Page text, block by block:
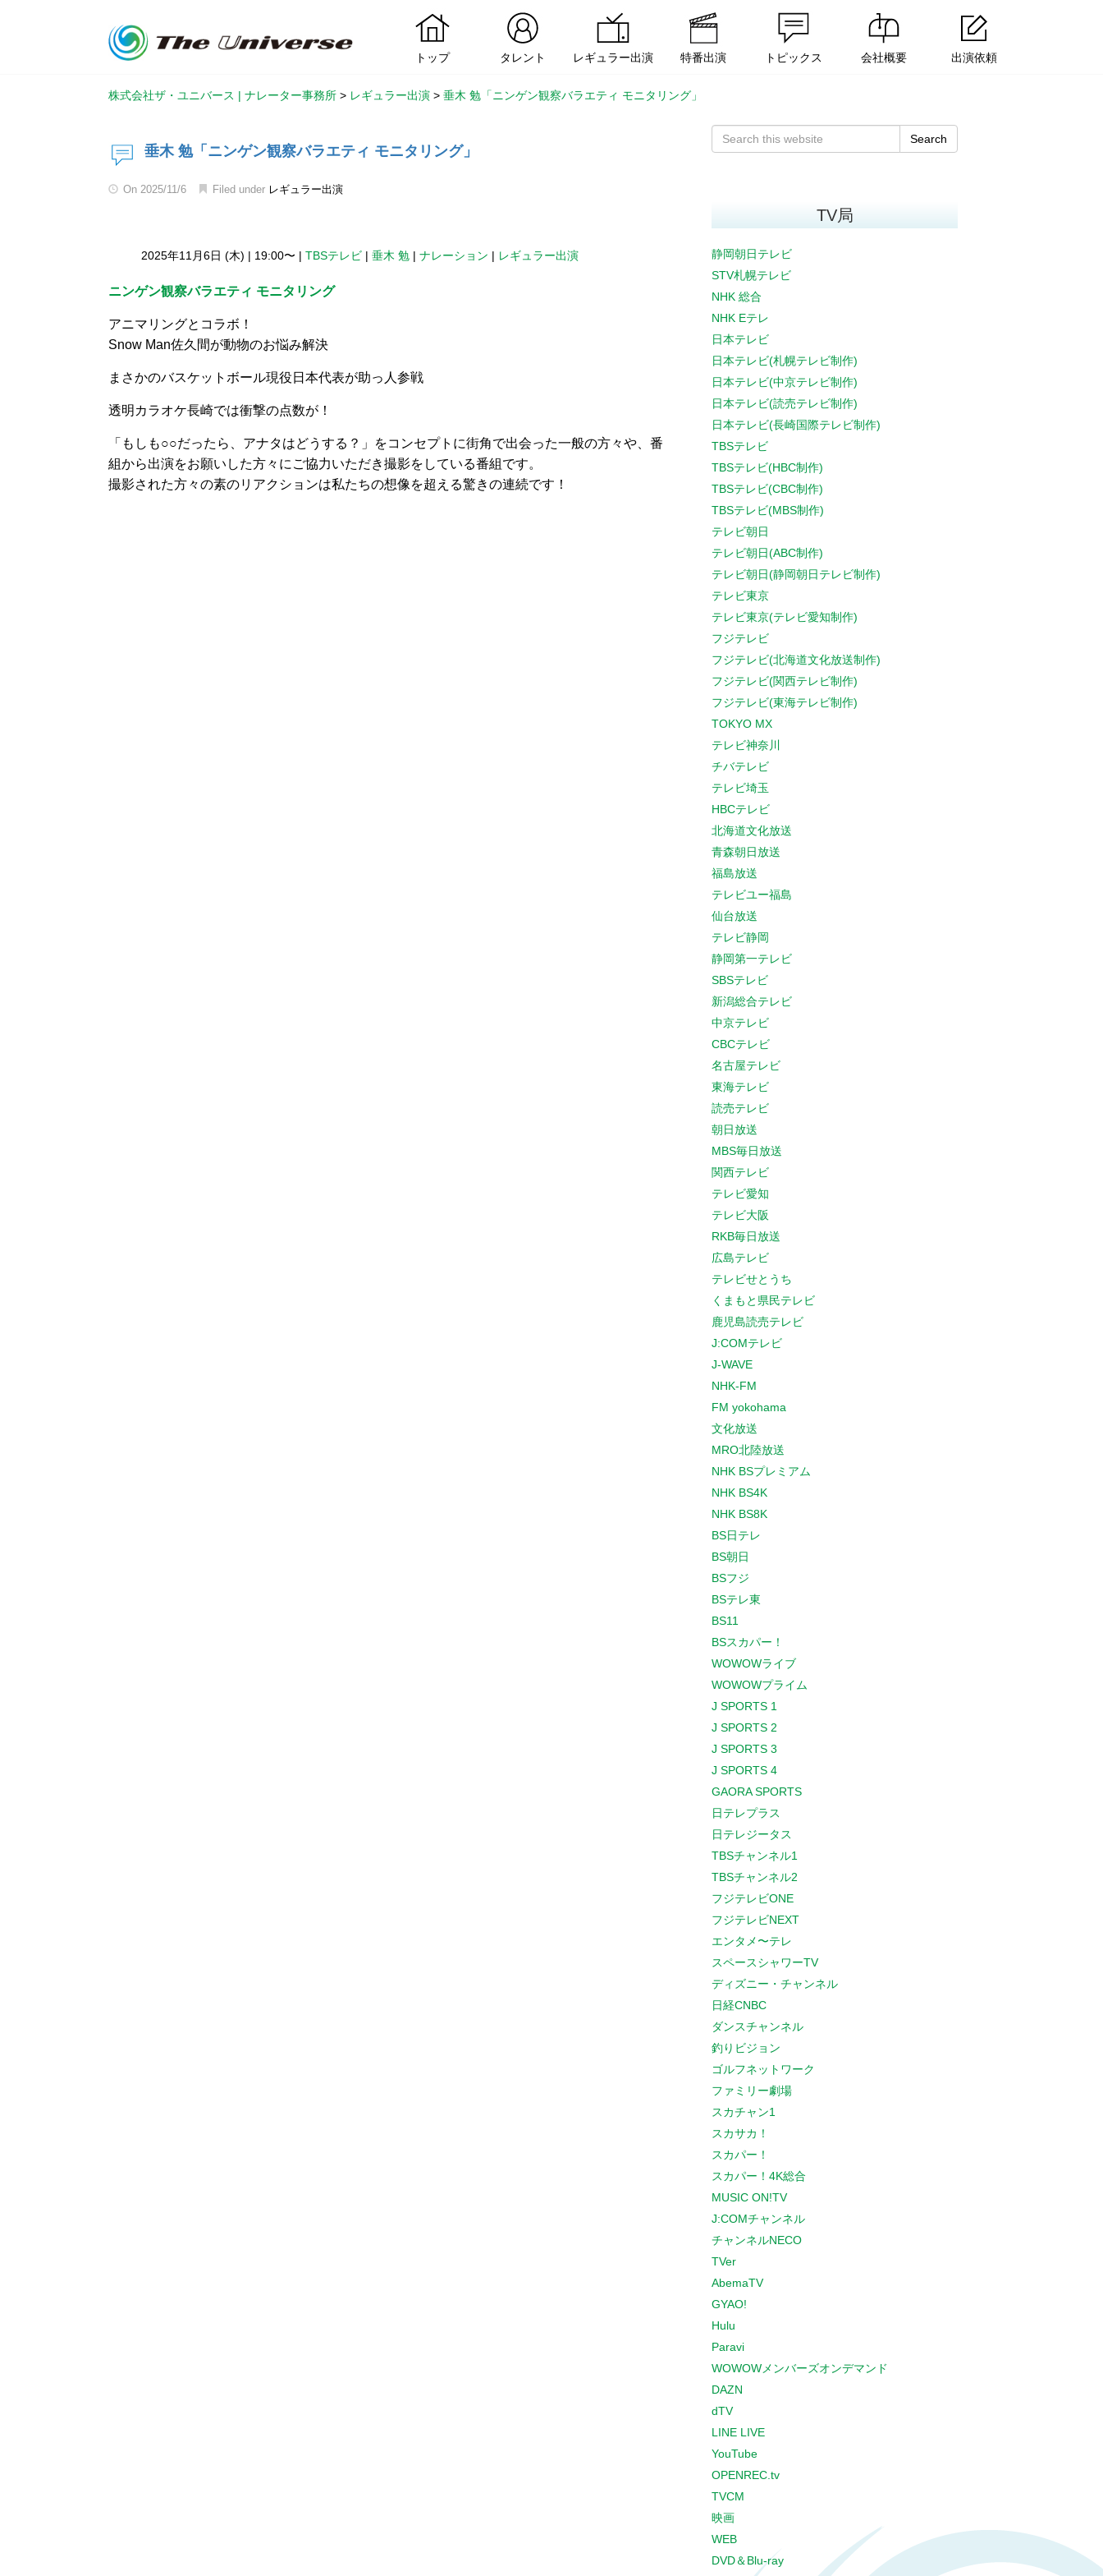
トップ タレント レギュラー出演 特番出演 トピックス 会社概要 出演依頼
株式会社ザ・ユニバース | ナレーター事務所 > レギュラー出演 > 垂木 勉「ニンゲン観察バラエティ モニタリング」
垂木 勉「ニンゲン観察バラエティ モニタリング」
On 2025/11/6 Filed under レギュラー出演
2025年11月6日 (木) | 19:00〜 | TBSテレビ | 垂木 勉 | ナレーション | レギュラー出演
ニンゲン観察バラエティ モニタリング
アニマリングとコラボ！
Snow Man佐久間が動物のお悩み解決
まさかのバスケットボール現役日本代表が助っ人参戦
透明カラオケ長崎では衝撃の点数が！
「もしも○○だったら、アナタはどうする？」をコンセプトに街角で出会った一般の方々や、番
組から出演をお願いした方々にご協力いただき撮影をしている番組です。
撮影された方々の素のリアクションは私たちの想像を超える驚きの連続です！
Search
TV局
静岡朝日テレビ
STV札幌テレビ
NHK 総合
NHK Eテレ
日本テレビ
日本テレビ(札幌テレビ制作)
日本テレビ(中京テレビ制作)
日本テレビ(読売テレビ制作)
日本テレビ(長崎国際テレビ制作)
TBSテレビ
TBSテレビ(HBC制作)
TBSテレビ(CBC制作)
TBSテレビ(MBS制作)
テレビ朝日
テレビ朝日(ABC制作)
テレビ朝日(静岡朝日テレビ制作)
テレビ東京
テレビ東京(テレビ愛知制作)
フジテレビ
フジテレビ(北海道文化放送制作)
フジテレビ(関西テレビ制作)
フジテレビ(東海テレビ制作)
TOKYO MX
テレビ神奈川
チバテレビ
テレビ埼玉
HBCテレビ
北海道文化放送
青森朝日放送
福島放送
テレビユー福島
仙台放送
テレビ静岡
静岡第一テレビ
SBSテレビ
新潟総合テレビ
中京テレビ
CBCテレビ
名古屋テレビ
東海テレビ
読売テレビ
朝日放送
MBS毎日放送
関西テレビ
テレビ愛知
テレビ大阪
RKB毎日放送
広島テレビ
テレビせとうち
くまもと県民テレビ
鹿児島読売テレビ
J:COMテレビ
J-WAVE
NHK-FM
FM yokohama
文化放送
MRO北陸放送
NHK BSプレミアム
NHK BS4K
NHK BS8K
BS日テレ
BS朝日
BSフジ
BSテレ東
BS11
BSスカパー！
WOWOWライブ
WOWOWプライム
J SPORTS 1
J SPORTS 2
J SPORTS 3
J SPORTS 4
GAORA SPORTS
日テレプラス
日テレジータス
TBSチャンネル1
TBSチャンネル2
フジテレビONE
フジテレビNEXT
エンタメ〜テレ
スペースシャワーTV
ディズニー・チャンネル
日経CNBC
ダンスチャンネル
釣りビジョン
ゴルフネットワーク
ファミリー劇場
スカチャン1
スカサカ！
スカパー！
スカパー！4K総合
MUSIC ON!TV
J:COMチャンネル
チャンネルNECO
TVer
AbemaTV
GYAO!
Hulu
Paravi
WOWOWメンバーズオンデマンド
DAZN
dTV
LINE LIVE
YouTube
OPENREC.tv
TVCM
映画
WEB
DVD＆Blu-ray